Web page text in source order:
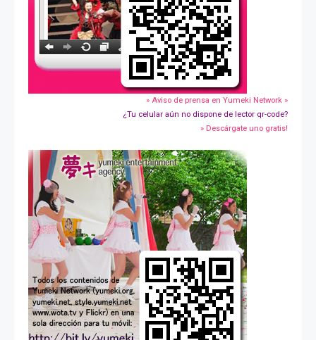
» Aviso de prensa en Yumeki Network »
¿Tu celular aún no dispone de lector qr-code?
» Descárgate uno gratis!